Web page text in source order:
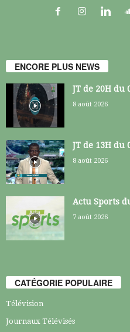
ENCORE PLUS NEWS
JT de 20H du
8 août 2026
JT de 13H du
8 août 2026
Actu Sports
7 août 2026
CATÉGORIE POPULAIRE
Télévision
Journaux Télévisés